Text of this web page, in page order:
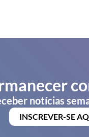
notícias
INSCREVER-SE